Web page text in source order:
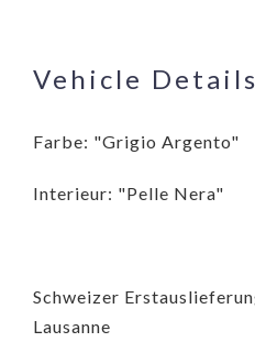
Vehicle Details
Farbe: "Grigio Argento"
Interieur: "Pelle Nera"
Schweizer
Lausanne